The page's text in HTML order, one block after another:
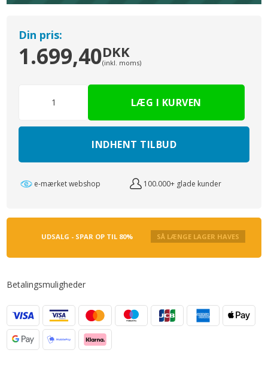
Din pris:
1.699,40DKK
(inkl. moms)
INDHENT TILBUD
e-mærket webshop 100.000+ glade kunder
UDSALG - SPAR OP TIL 80% SÅ LÆNGE LAGER HAVES
Betalingsmuligheder